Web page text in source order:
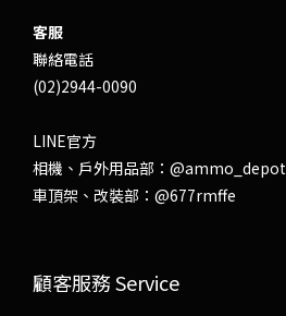
客服
聯絡電話
(02)2944-0090
LINE官方
相機、戶外用品部： @ammo_depot
車頂架、改裝部： @677rmffe
顧客服務 Service